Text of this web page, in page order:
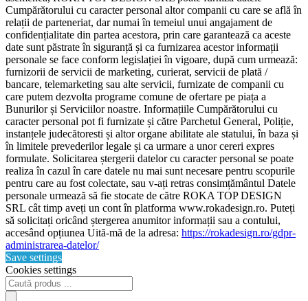
Cumpărătorului cu caracter personal altor companii cu care se află în
relații de parteneriat, dar numai în temeiul unui angajament de
confidențialitate din partea acestora, prin care garantează ca aceste
date sunt păstrate în siguranță și ca furnizarea acestor informații
personale se face conform legislației în vigoare, după cum urmează:
furnizorii de servicii de marketing, curierat, servicii de plată /
bancare, telemarketing sau alte servicii, furnizate de companii cu
care putem dezvolta programe comune de ofertare pe piața a
Bunurilor și Serviciilor noastre. Informațiile Cumpărătorului cu
caracter personal pot fi furnizate și către Parchetul General, Poliție,
instanțele judecătoresti și altor organe abilitate ale statului, în baza și
în limitele prevederilor legale și ca urmare a unor cereri expres
formulate. Solicitarea ștergerii datelor cu caracter personal se poate
realiza în cazul în care datele nu mai sunt necesare pentru scopurile
pentru care au fost colectate, sau v-ați retras consimțământul Datele
personale urmează să fie stocate de către ROKA TOP DESIGN
SRL cât timp aveți un cont în platforma www.rokadesign.ro. Puteți
să solicitați oricând ștergerea anumitor informații sau a contului,
accesând opțiunea Uită-mă de la adresa: https://rokadesign.ro/gdpr-
administrarea-datelor/
Save settings
Cookies settings
Products
search